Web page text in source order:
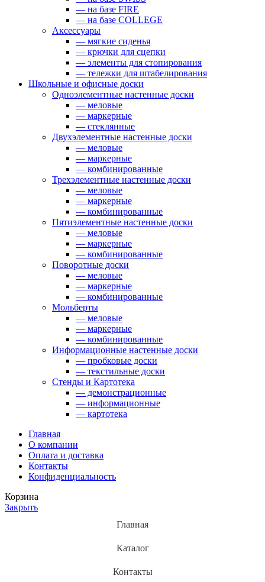
— на базе FIRE
— на базе COLLEGE
Аксессуары
— мягкие сиденья
— крючки для сцепки
— элементы для стопирования
— тележки для штабелирования
Школьные и офисные доски
Одноэлементные настенные доски
— меловые
— маркерные
— стеклянные
Двухэлементные настенные доски
— меловые
— маркерные
— комбинированные
Трехэлементные настенные доски
— меловые
— маркерные
— комбинированные
Пятиэлементные настенные доски
— меловые
— маркерные
— комбинированные
Поворотные доски
— меловые
— маркерные
— комбинированные
Мольберты
— меловые
— маркерные
— комбинированные
Информационные настенные доски
— пробковые доски
— текстильные доски
Стенды и Картотека
— демонстрационные
— информационные
— картотека
Главная
О компании
Оплата и доставка
Контакты
Конфиденциальность
Корзина
Закрыть
Главная
Каталог
Контакты